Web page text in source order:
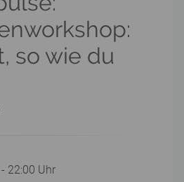
so wie du
22:00 Uhr